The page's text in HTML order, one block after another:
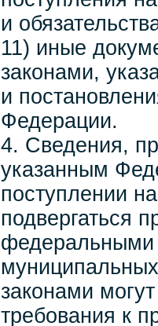
и
11) иные
законами,
и
Федерации.
4. Сведения,
указанным
поступлении
подвергаться
федеральными
законами
требования к